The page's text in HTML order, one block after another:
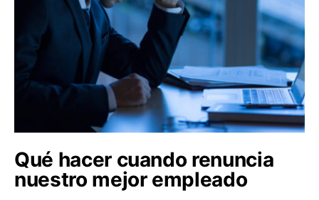
Qué hacer cuando renuncia
nuestro mejor empleado